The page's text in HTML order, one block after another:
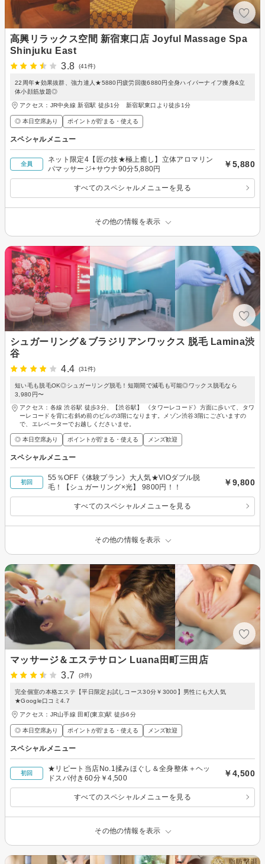
高興リラックス空間 新宿東口店 Joyful Massage Spa
Shinjuku East
3.8
(41件)
22周年★効果抜群、強力達人★5880円疲労回復6880円全身ハイパーナイフ痩身&立
体小顔筋放題◎
アクセス：JR中央線 新宿駅 徒歩1分 新宿駅東口より徒歩1分
◎ 本日空席あり ポイントが貯まる・使える
スペシャルメニュー
全員
ネット限定4【匠の技★極上癒し】立体アロマリン
パマッサージ+サウナ90分5,880円
￥5,880
すべてのスペシャルメニューを見る
その他の情報を表示
シュガーリング＆ブラジリアンワックス 脱毛 Lamina渋
谷
4.4
(31件)
短い毛も脱毛OK◎シュガーリング脱毛！短期間で減毛も可能◎ワックス脱毛なら
3,980円〜
アクセス：各線 渋谷駅 徒歩3分、【渋谷駅】 《タワーレコード》方面に歩いて、タワ
ーレコードを背に右斜め前のビルの3階になります。メゾン渋谷3階にございますの
で、エレベーターでお越しくださいませ。
◎ 本日空席あり ポイントが貯まる・使える メンズ歓迎
スペシャルメニュー
初回
55％OFF《体験プラン》大人気★VIOダブル脱
毛！【シュガーリング×光】 9800円！！
￥9,800
すべてのスペシャルメニューを見る
その他の情報を表示
マッサージ＆エステサロン Luana田町三田店
3.7
(3件)
完全個室の本格エステ【平日限定お試しコース30分￥3000】男性にも大人気
★Google口コミ4.7
アクセス：JR山手線 田町(東京)駅 徒歩6分
◎ 本日空席あり ポイントが貯まる・使える メンズ歓迎
スペシャルメニュー
初回
★リピート当店No.1揉みほぐし＆全身整体＋ヘッ
ドスパ付き60分￥4,500
￥4,500
すべてのスペシャルメニューを見る
その他の情報を表示